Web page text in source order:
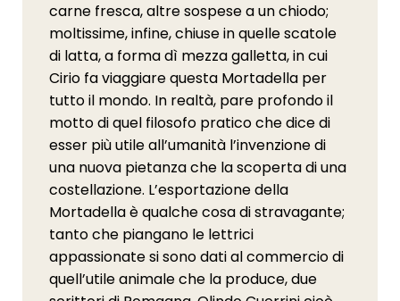
carne fresca, altre sospese a un chiodo;
moltissime, infine, chiuse in quelle scatole
di latta, a forma dì mezza galletta, in cui
Cirio fa viaggiare questa Mortadella per
tutto il mondo. In realtà, pare profondo il
motto di quel filosofo pratico che dice di
esser più utile all’umanità l’invenzione di
una nuova pietanza che la scoperta di una
costellazione. L’esportazione della
Mortadella è qualche cosa di stravagante;
tanto che piangano le lettrici
appassionate si sono dati al commercio di
quell’utile animale che la produce, due